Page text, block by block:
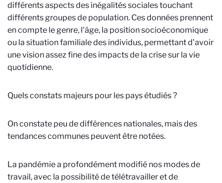
différents aspects des inégalités sociales touchant
différents groupes de population. Ces données prennent
en compte le genre, l'âge, la position socioéconomique
ou la situation familiale des individus, permettant d’avoir
une vision assez fine des impacts de la crise sur la vie
quotidienne.
Quels constats majeurs pour les pays étudiés ?
On constate peu de différences nationales, mais des
tendances communes peuvent être notées.
La pandémie a profondément modifié nos modes de
travail, avec la possibilité de télétravailler et de